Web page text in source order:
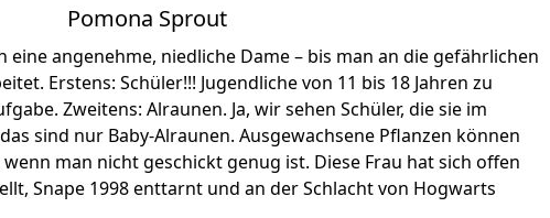
Pomona Sprout
angenehme, niedliche Dame – bis man an die gefährlichen
Erstens: Schüler!!! Jugendliche von 11 bis 18 Jahren zu
Zweitens: Alraunen. Ja, wir sehen Schüler, die sie im
sind nur Baby-Alraunen. Ausgewachsene Pflanzen können
man nicht geschickt genug ist. Diese Frau hat sich offen
Snape 1998 enttarnt und an der Schlacht von Hogwarts